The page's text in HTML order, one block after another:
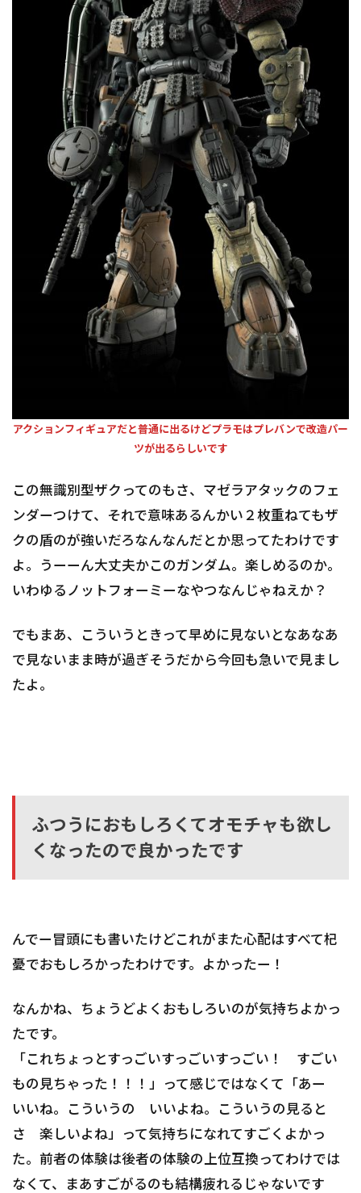
アクションフィギュアだと普通に出るけどプラモはプレバンで改造パー
ツが出るらしいです
この無識別型ザクってのもさ、マゼラアタックのフェ
ンダーつけて、それで意味あるんかい２枚重ねてもザ
クの盾のが強いだろなんなんだとか思ってたわけです
よ。うーーん大丈夫かこのガンダム。楽しめるのか。
いわゆるノットフォーミーなやつなんじゃねえか？
でもまあ、こういうときって早めに見ないとなあなあ
で見ないまま時が過ぎそうだから今回も急いで見まし
たよ。
ふつうにおもしろくてオモチャも欲し
くなったので良かったです
んでー冒頭にも書いたけどこれがまた心配はすべて杞
憂でおもしろかったわけです。よかったー！
なんかね、ちょうどよくおもしろいのが気持ちよかっ
たです。
「これちょっとすっごいすっごいすっごい！ すごい
もの見ちゃった！！！」って感じではなくて「あー
いいね。こういうの いいよね。こういうの見ると
さ 楽しいよね」って気持ちになれてすごくよかっ
た。前者の体験は後者の体験の上位互換ってわけでは
なくて、まあすごがるのも結構疲れるじゃないです